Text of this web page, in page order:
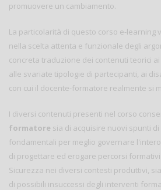
promuovere un cambiamento.
La particolarità di questo corso e-learning
nella scelta attenta e funzionale degli
concreta traduzione dei contenuti teorici
alle svariate tipologie di partecipanti, ai
con cui il docente-formatore realmente si
I diversi contenuti presenti nel corso
formatore sia di acquisire nuovi spunti
fondamentali per meglio governare
di progettare ed erogare percorsi
Sicurezza nei diversi contesti produttivi,
di possibili insuccessi degli interventi